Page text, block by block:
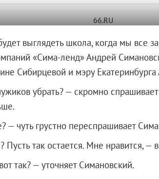
выглядеть школа, когда мы все
«Сима-ленд» Андрей
Сибирцевой и мэру
убрать? — скромно
— чуть грустно переспрашивает
так остается. Мне нравится, —
так? — уточняет Симановский.